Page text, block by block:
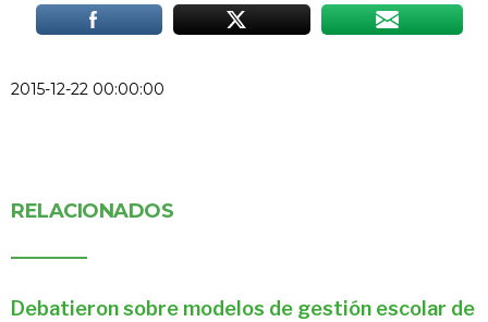
2015-12-22 00:00:00
RELACIONADOS
Debatieron sobre modelos de gestión escolar de